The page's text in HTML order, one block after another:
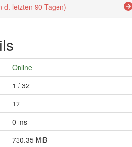
d. letzten 90 Tagen)
Online
1 / 32
17
0 ms
730.35 MiB